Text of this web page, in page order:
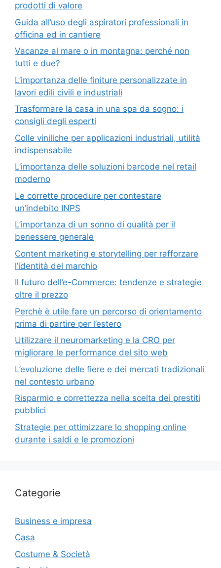
prodotti di valore
Guida all’uso degli aspiratori professionali in
officina ed in cantiere
Vacanze al mare o in montagna: perché non
tutti e due?
L’importanza delle finiture personalizzate in
lavori edili civili e industriali
Trasformare la casa in una spa da sogno: i
consigli degli esperti
Colle viniliche per applicazioni industriali, utilità
indispensabile
L’importanza delle soluzioni barcode nel retail
moderno
Le corrette procedure per contestare
un’indebito INPS
L’importanza di un sonno di qualità per il
benessere generale
Content marketing e storytelling per rafforzare
l’identità del marchio
Il futuro dell’e-Commerce: tendenze e strategie
oltre il prezzo
Perchè è utile fare un percorso di orientamento
prima di partire per l’estero
Utilizzare il neuromarketing e la CRO per
migliorare le performance del sito web
L’evoluzione delle fiere e dei mercati tradizionali
nel contesto urbano
Risparmio e correttezza nella scelta dei prestiti
pubblici
Strategie per ottimizzare lo shopping online
durante i saldi e le promozioni
Categorie
Business e impresa
Casa
Costume & Società